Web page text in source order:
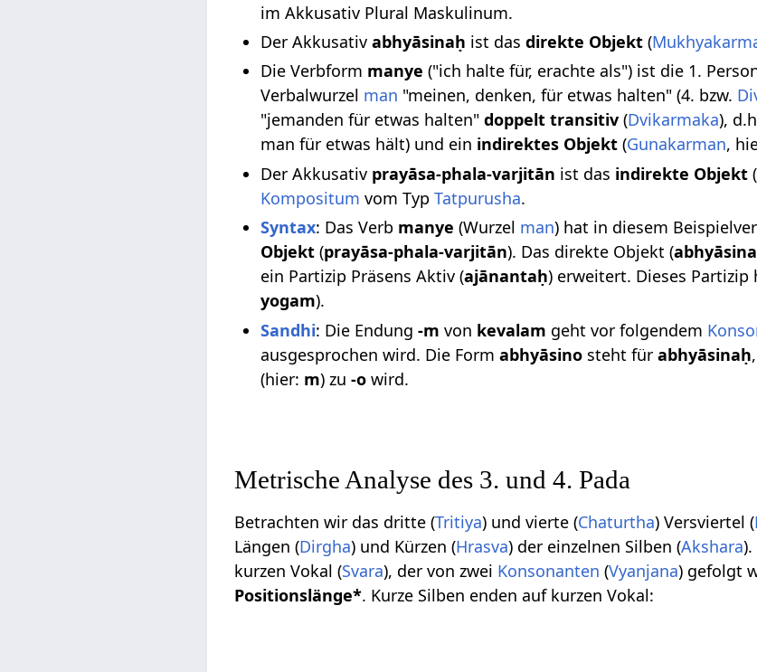
im Akkusativ Plural Maskulinum.
Der Akkusativabhyāsinaḥ ist dasdirekte Objekt (
Die Verbform manye ("ich halte für, erachte als") ist die 1.
Verbalwurzel man "meinen, denken, für etwas halten" (4. bzw.
"jemanden für etwas halten"doppelt transitiv (Dvikarmaka),
man für etwas hält) und ein indirektes Objekt (Gunakarman,
Der Akkusativ prayāsa-phala-varjitān ist das indirekte Objekt (
Kompositum vom TypTatpurusha.
Syntax: Das Verb manye (Wurzel man) hat in diesem
Objekt (prayāsa-phala-varjitān). Das direkte Objekt (
ein Partizip Präsens Aktiv (ajānantaḥ) erweitert. Dieses
yogam).
Sandhi: Die Endung-m von kevalam geht vor folgendem
ausgesprochen wird. Die Formabhyāsino steht fürabhyāsinaḥ
(hier: m) zu-o wird.
Metrische Analyse des 3. und 4. Pada
Betrachten wir das dritte (Tritiya) und vierte (Chaturtha) Versviertel (
Längen (Dirgha) und Kürzen (Hrasva) der einzelnen Silben (Akshara
kurzen Vokal (Svara), der von zwei Konsonanten (Vyanjana) gefolgt
Positionslänge*. Kurze Silben enden auf kurzen Vokal: